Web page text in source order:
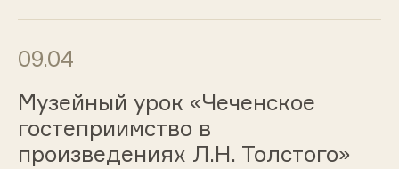
09.04
Музейный урок «Чеченское
гостеприимство в
произведениях Л.Н. Толстого»